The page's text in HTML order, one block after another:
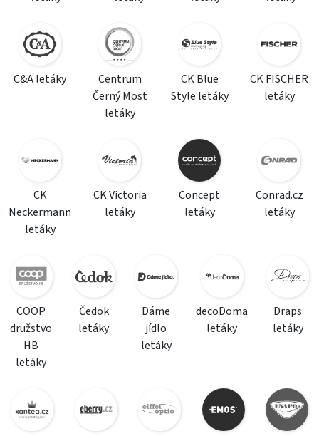
C&A letáky
Centrum
Černý Most
letáky
CK Blue
Style letáky
CK FISCHER
letáky
CK
Neckermann
letáky
CK Victoria
letáky
Concept
letáky
Conrad.cz
letáky
COOP
družstvo
HB
letáky
Čedok
letáky
Dáme
jídlo
letáky
decoDoma
letáky
Draps
letáky